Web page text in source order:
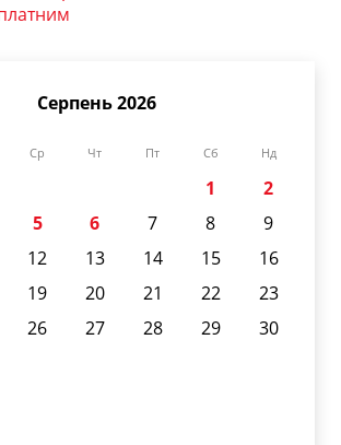
Серпень 2026
Ср Чт Пт Сб Нд
1
2
5 6 7 8
9
12 13 14 15
16
19 20 21 22
23
26 27 28 29
30